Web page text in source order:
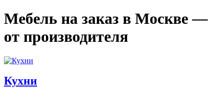
Мебель на заказ в Москве —
от производителя
Кухни